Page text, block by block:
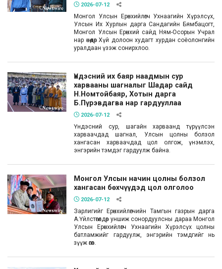
2026-07-12
Монгол Улсын Ерөнхийлөгч Ухнаагийн Хүрэлсүх,
Улсын Их Хурлын дарга Сандагийн Бямбацогт,
Монгол Улсын Ерөнхий сайд Ням-Осорын Учрал
нар өнөөдөр Хүй долоон худагт хурдан соёолонгийн
уралдаан үзэж сонирхлоо.
Үндэсний их баяр наадмын сур
харвааны шагналыг Шадар сайд
Н.Номтойбаяр, Хотын дарга
Б.Пүрэвдагва нар гардууллаа
2026-07-12
Үндэсний сур, шагайн харваанд түрүүлсэн
харваачдад шагнал, Улсын цолны болзол
хангасан харваачдад цол олгож, үнэмлэх,
энгэрийн тэмдэг гардуулж байна.
Монгол Улсын начин цолны болзол
хангасан бөхчүүдэд цол олголоо
2026-07-12
Зарлигийг Ерөнхийлөгчийн Тамгын газрын дарга
А.Үйлстөгөлдөр уншиж сонордуулсны дараа Монгол
Улсын Ерөнхийлөгч Ухнаагийн Хүрэлсүх цолны
батламжийг гардуулж, энгэрийн тэмдгийг нь
зүүж өгөв.